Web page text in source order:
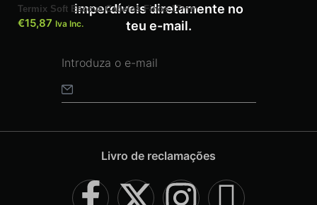
Termix Soft Escova Cabelos Finos 17mm
€15,87 Iva Inc.
imperdíveis diretamente no
teu e-mail.
Livro de reclamações